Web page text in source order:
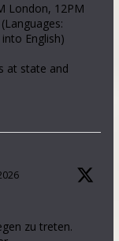
London, 12PM
English)
at state and
zu treten.